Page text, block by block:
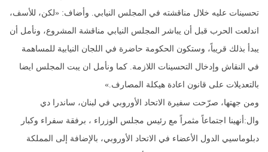
تحسينات عليه خلال مناقشته في المجلس النيابي. وأضاف: «لكن، للأسف،
اندلعت الحرب قبل أن يباشر المجلس النيابي مناقشة المشروع، ونأمل أن
يبدأ بذلك قريباً، وستكون الحكومة حاضرة في اللجان النيابية للمساهمة
في النقاش وإدخال التحسينات اللازمة. كما ونأمل ان يبت المجلس ايضا
بالتعديلات على قانون اعادة هيكلة المصارف.»
ومن جهتها، صرّحت سفيرة الاتحاد الأوروبي في لبنان، ساندرا دي
وال:أنهينا اجتماعاً مثمراً مع رئيس مجلس الوزراء ، برفقة سفراء وكبار
دبلوماسيي الدول الأعضاء في الاتحاد الأوروبي، بالإضافة إلى المملكة